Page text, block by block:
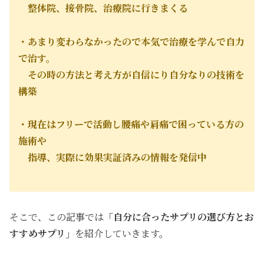
整体院、接骨院、治療院に行きまくる
・あまり変わらなかったので本気で治療を学んで自力
で治す。
その時の方法と考え方が自信に り自分なりの技術を
構築
・現在はフリーで活動し腰痛や肩痛で困っている方の
施術や
指導、実際に効果実証済みの情報を発信中
そこで、この記事では 「自分に合ったサプリの選び方とお
すすめサプリ」 を紹介していきます。